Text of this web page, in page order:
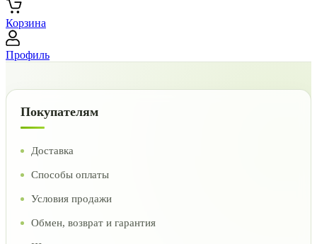
Корзина
Профиль
Покупателям
Доставка
Способы оплаты
Условия продажи
Обмен, возврат и гарантия